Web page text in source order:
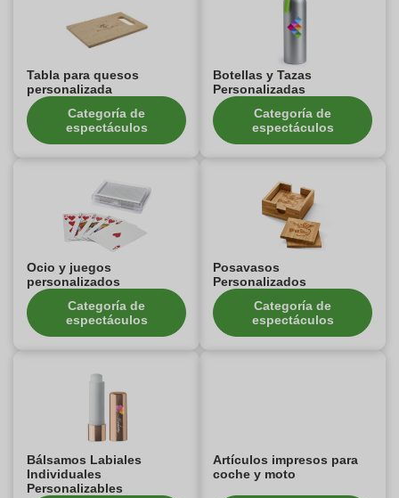
Tabla para quesos
personalizada
Categoría de
espectáculos
Botellas y Tazas
Personalizadas
Categoría de
espectáculos
Ocio y juegos
personalizados
Categoría de
espectáculos
Posavasos
Personalizados
Categoría de
espectáculos
Bálsamos Labiales
Individuales
Personalizables
Artículos impresos para
coche y moto